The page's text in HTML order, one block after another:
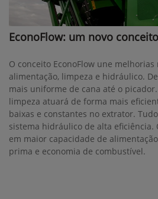
EconoFlow: um novo
O conceito EconoFlow une melhorias
alimentação, limpeza e hidráulico.
mais uniforme de cana até o
limpeza atuará de forma mais
baixas e constantes no extrator.
sistema hidráulico de alta eficiência.
em maior capacidade de
prima e economia de combustível.